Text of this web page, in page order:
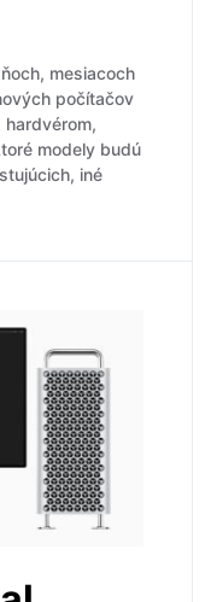
mesiacoch
počítačov
modely budú
iné